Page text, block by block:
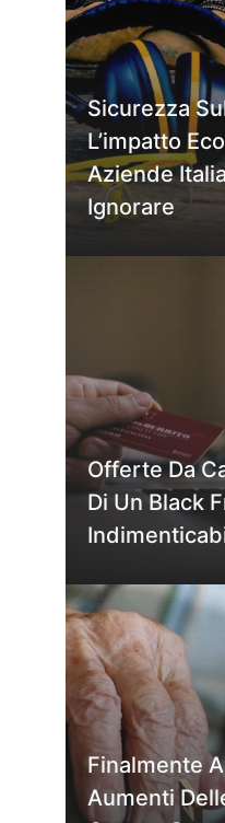
Sicurezza
L’impatto
Aziende
Ignorare
Offerte Da
Di Un Black
Finalmente
Aumenti